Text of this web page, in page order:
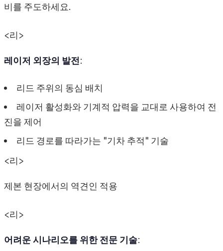
비를 주도하세요.
<리>
레이저 외장의 발전:
리드 주위의 동심 배치
레이저 활성화와 기계적 압력을 교대로 사용하여 전
진을 제어
리드 경로를 따라가는 "기차 추적" 기술
<리>
제본 현장에서의 역견인 적용
<리>
어려운 시나리오를 위한 전문 기술: